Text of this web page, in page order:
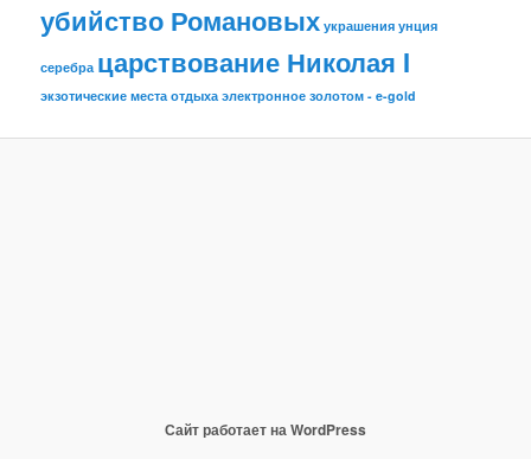
убийство Романовых украшения унция
серебра царствование Николая I
экзотические места отдыха электронное золотом - e-gold
Сайт работает на WordPress